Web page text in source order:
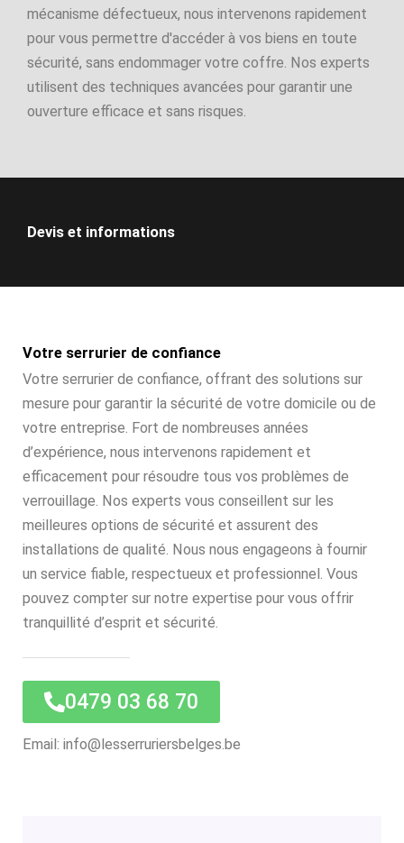
mécanisme défectueux, nous intervenons rapidement
pour vous permettre d'accéder à vos biens en toute
sécurité, sans endommager votre coffre. Nos experts
utilisent des techniques avancées pour garantir une
ouverture efficace et sans risques.
Devis et informations
Votre serrurier de confiance
Votre serrurier de confiance, offrant des solutions sur
mesure pour garantir la sécurité de votre domicile ou de
votre entreprise. Fort de nombreuses années
d’expérience, nous intervenons rapidement et
efficacement pour résoudre tous vos problèmes de
verrouillage. Nos experts vous conseillent sur les
meilleures options de sécurité et assurent des
installations de qualité. Nous nous engageons à fournir
un service fiable, respectueux et professionnel. Vous
pouvez compter sur notre expertise pour vous offrir
tranquillité d’esprit et sécurité.
0479 03 68 70
Email: info@lesserruriersbelges.be